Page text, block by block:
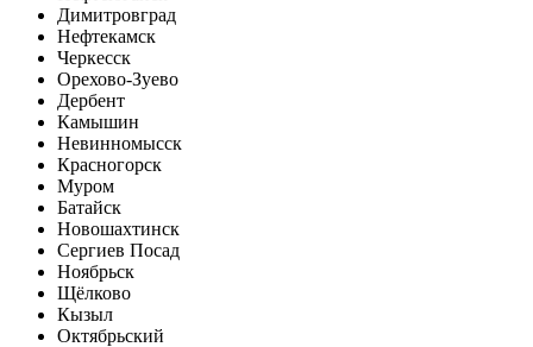
Димитровград
Нефтекамск
Черкесск
Орехово-Зуево
Дербент
Камышин
Невинномысск
Красногорск
Муром
Батайск
Новошахтинск
Сергиев Посад
Ноябрьск
Щёлково
Кызыл
Октябрьский